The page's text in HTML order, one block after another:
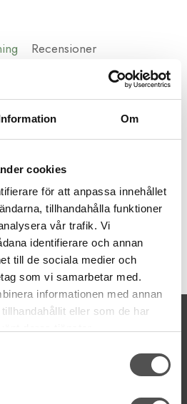
Om
cookies
för att anpassa innehållet
tillhandahålla funktioner
vår trafik. Vi
identifierare och annan
till de sociala medier och
som vi samarbetar med.
informationen med annan
eller som de har
Recensioner
blixtlås
för att sömmen skall komma tätt